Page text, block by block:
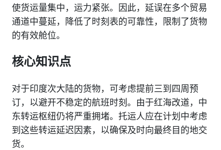
使货运量集中，运力紧张。因此，延误在多个贸易
通道中蔓延，降低了时刻表的可靠性，限制了货物
的有效舱位。
核心知识点
对于印度次大陆的货物，可考虑提前三到四周预
订，以避开不稳定的航班时刻。由于红海改道，中
东转运枢纽仍将严重拥堵。托运人应在计划中考虑
到这些转运延迟因素，以确保及时向最终目的地交
货。